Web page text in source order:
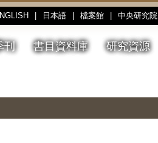
日本語 檔案館 中央研究院
刊 書目資料庫 研究資源
停、